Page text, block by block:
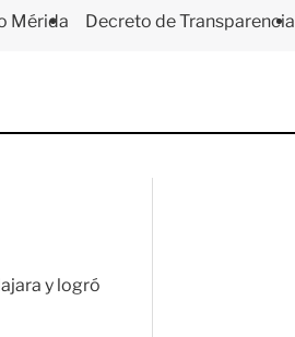
Mérida Decreto de Transparencia
y logró